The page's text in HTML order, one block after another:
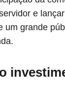
e
grande